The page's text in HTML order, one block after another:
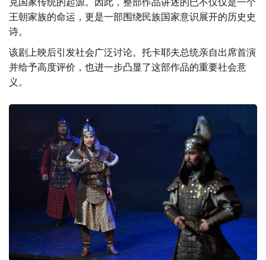
王朝家族的命运，更是一部围绕民族国家意识展开的历史史
诗。
该剧上映后引发社会广泛讨论。托卡耶夫总统亲自出席首演
并给予高度评价，也进一步凸显了这部作品的重要社会意
义。